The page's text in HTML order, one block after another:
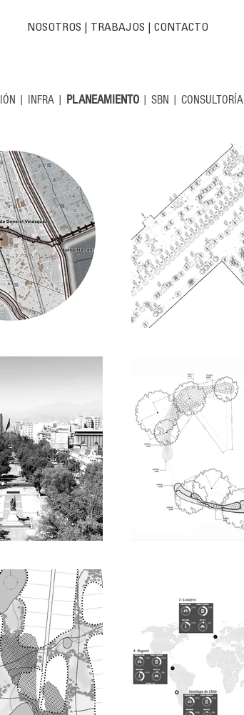
NOSOTROS TRABAJOS | CONTACTO
| INFRA | PLANEAMIENTO | SBN | CONSULTORÍA